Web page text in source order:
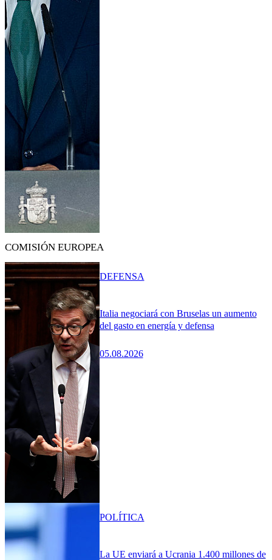
COMISIÓN EUROPEA
Italia negociará con Bruselas un aumento
del gasto en energía y defensa
05.08.2026
DEFENSA
La UE enviará a Ucrania 1.400 millones de
POLÍTICA